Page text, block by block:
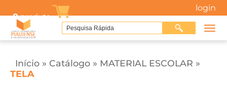
0produto
login
Início » Catálogo » MATERIAL ESCOLAR »
TELA